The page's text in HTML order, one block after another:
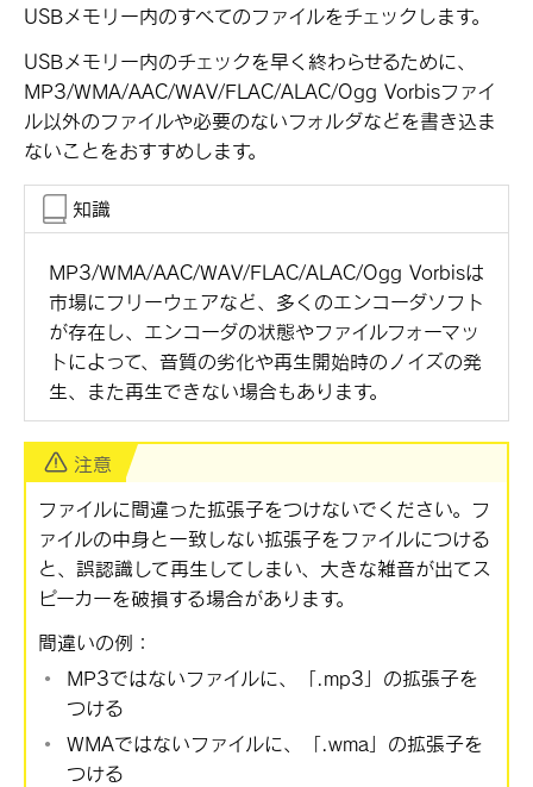
USBメモリー内のすべてのファイルをチェックします。
USBメモリー内のチェックを早く終わらせるために、
MP3/WMA/AAC/WAV/FLAC/ALAC/Ogg Vorbisファイ
ル以外のファイルや必要のないフォルダなどを書き込ま
ないことをおすすめします。
知識
MP3/WMA/AAC/WAV/FLAC/ALAC/Ogg Vorbisは
市場にフリーウェアなど、多くのエンコーダソフト
が存在し、エンコーダの状態やファイルフォーマッ
トによって、音質の劣化や再生開始時のノイズの発
生、また再生できない場合もあります。
注意
ファイルに間違った拡張子をつけないでください。フ
ァイルの中身と一致しない拡張子をファイルにつける
と、誤認識して再生してしまい、大きな雑音が出てス
ピーカーを破損する場合があります。
間違いの例：
MP3ではないファイルに、
「‍.mp3‍」 の拡張子を
つける
WMAではないファイルに、
「‍.wma‍」 の拡張子を
つける